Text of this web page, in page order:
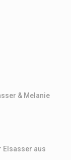
& Melanie
Elsasser aus